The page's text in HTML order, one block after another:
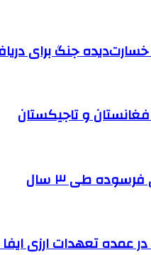
افغانستان و تاجیکستان
در عمده تعهدات ارزی